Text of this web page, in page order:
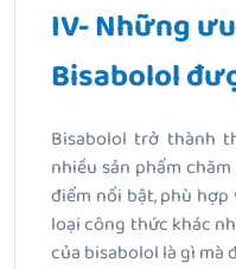
IV- Những
Bisabolol
Bisabolol trở thành
nhiều sản phẩm
điểm nổi bật, phù
loại công thức khác
của bisabolol là gì mà